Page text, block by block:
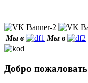
Мы в Мы в
Добро пожаловать